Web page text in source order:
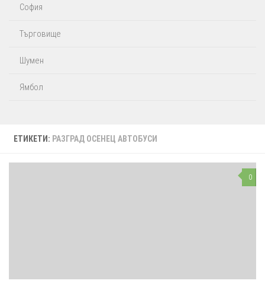
ЕТИКЕТИ: РАЗГРАД ОСЕНЕЦ АВТОБУСИ
0
София
Търговище
Шумен
Ямбол